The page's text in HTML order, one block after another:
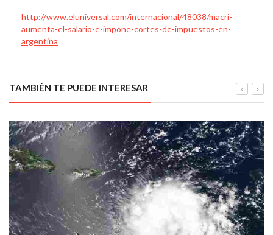
http://www.eluniversal.com/internacional/48038/macri-
aumenta-el-salario-e-impone-cortes-de-impuestos-en-
argentina
TAMBIÉN TE PUEDE INTERESAR